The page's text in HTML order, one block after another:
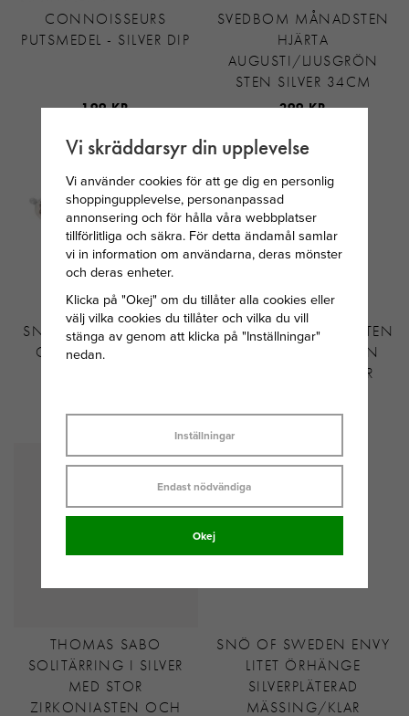
CONNOISSEURS
PUTSMEDEL - SILVER DIP
199 KR
SVEDBOM MÅNADSTEN
HJÄRTA
AUGUSTI/LJUSGRÖN
STEN SILVER 34CM
299 KR
SNÖ OF SWEDEN EIRA
CRYSTAL ÖRHÄNGE
299 KR
SVEDBOM MÅNADSSTEN
HJÄRTA MAJ / GRÖN
STEN 34 CM SILVER
299 KR
THOMAS SABO
SOLITÄRRING I SILVER
MED STOR
ZIRKONIASTEN OCH
SNÖ OF SWEDEN ENVY
LITET ÖRHÄNGE
SILVERPLÄTERAD
MÄSSING/KLAR
Vi skräddarsyr din upplevelse
Vi använder cookies för att ge dig en personlig
shoppingupplevelse, personanpassad
annonsering och för hålla våra webbplatser
tillförlitliga och säkra. För detta ändamål samlar
vi in information om användarna, deras mönster
och deras enheter.
Klicka på "Okej" om du tillåter alla cookies eller
välj vilka cookies du tillåter och vilka du vill
stänga av genom att klicka på "Inställningar"
nedan.
Inställningar
Endast nödvändiga
Okej